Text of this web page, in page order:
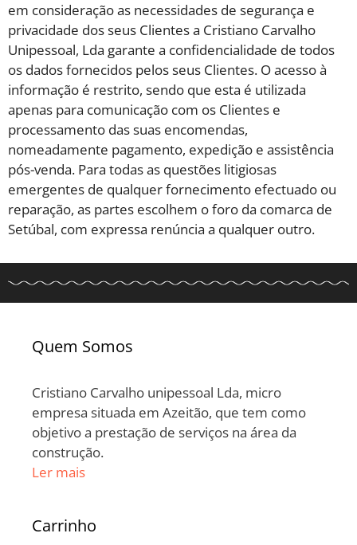
em consideração as necessidades de segurança e
privacidade dos seus Clientes a Cristiano Carvalho
Unipessoal, Lda garante a confidencialidade de todos
os dados fornecidos pelos seus Clientes. O acesso à
informação é restrito, sendo que esta é utilizada
apenas para comunicação com os Clientes e
processamento das suas encomendas,
nomeadamente pagamento, expedição e assistência
pós-venda. Para todas as questões litigiosas
emergentes de qualquer fornecimento efectuado ou
reparação, as partes escolhem o foro da comarca de
Setúbal, com expressa renúncia a qualquer outro.
Quem Somos
Cristiano Carvalho unipessoal Lda, micro
empresa situada em Azeitão, que tem como
objetivo a prestação de serviços na área da
construção.
Ler mais
Carrinho